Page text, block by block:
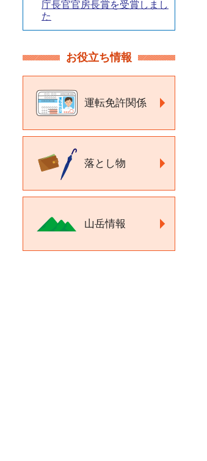
庁長官官房長賞を受賞しまし
た
お役立ち情報
運転免許関係
落とし物
山岳情報